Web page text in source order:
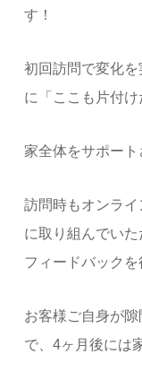
す！
初回訪問で変化
に「ここも片付け
家全体をサポート
訪問時もオンラ
に取り組んでい
フィードバックを
お客様ご自身が
で、4ヶ月後には